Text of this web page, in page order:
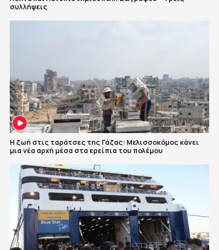
συλλήψεις
Η ζωή στις ταράτσες της Γάζας: Μελισσοκόμος κάνει
μια νέα αρχή μέσα στα ερείπια του πολέμου